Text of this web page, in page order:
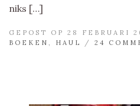
niks […]
GEPOST OP 28 FEBRUARI
BOEKEN
HAUL / 24